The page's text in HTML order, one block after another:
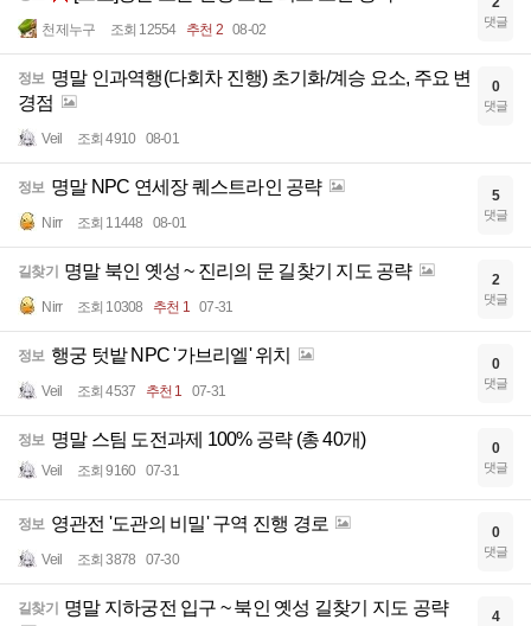
천제누구 조회 12554 추천 2 08-02 댓글
정보 명말 인과역행(다회차 진행) 초기화/계승 요소, 주요 변
경점
Veil 조회 4910 08-01
0
댓글
정보 명말 NPC 연세장 퀘스트라인 공략
Nirr 조회 11448 08-01
5
댓글
길찾기 명말 북인 옛성 ~ 진리의 문 길찾기 지도 공략
Nirr 조회 10308 추천 1 07-31
2
댓글
정보 행궁 텃밭 NPC '가브리엘' 위치
Veil 조회 4537 추천 1 07-31
0
댓글
정보 명말 스팀 도전과제 100% 공략 (총 40개)
Veil 조회 9160 07-31
0
댓글
정보 영관전 '도관의 비밀' 구역 진행 경로
Veil 조회 3878 07-30
0
댓글
길찾기 명말 지하궁전 입구 ~ 북인 옛성 길찾기 지도 공략 4